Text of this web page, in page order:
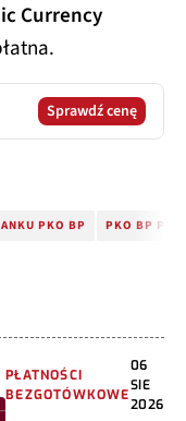
Currency
Sprawdź cenę
PKO BP PKO BP
PŁATNOŚCI
BEZGOTÓWKOWE
06
SIE
2026